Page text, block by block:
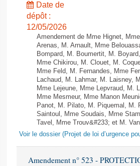
Date de
dépôt :
12/05/2026
Amendement de Mme Hignet,
Arenas, M. Arnault, Mme
Bompard, M. Boumertit, M.
Mme Chikirou, M. Clouet, M.
Mme Feld, M. Fernandes, Mme
Lachaud, M. Lahmar, M. Laisney,
Mme Lejeune, Mme Lepvraud, M.
Mme Mesmeur, Mme Manon
Panot, M. Pilato, M. Piquemal, M.
Saintoul, Mme Soudais, Mme
Tavel, Mme Trouv&#233; et M.
Voir le dossier (Projet de loi d’urgence
Amendement n° 523 -